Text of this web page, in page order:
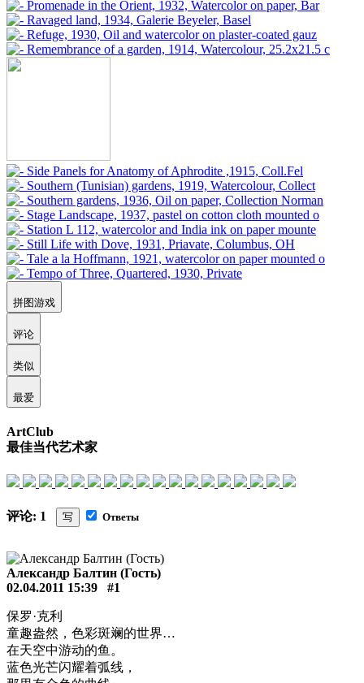
拼图游戏
评论
类似
最爱
ArtClub
最佳当代艺术家
评论: 1 写 Ответы
Александр Балтин (Гость)
02.04.2011 15:39
#1
保罗·克利
童趣盎然，色彩斑斓的世界…
在天空中游动的鱼。
蓝色光芒闪耀着弧线，